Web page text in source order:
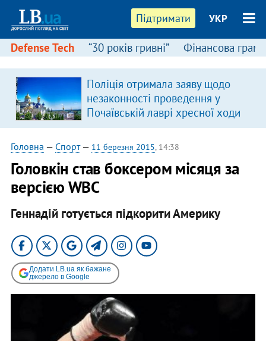
Підтримати УКР
Defense Tech “30 років гривні” Фінансова
Поліція отримала заяву щодо
незаконності проведення у
Почаївській лаврі хресної ходи
Головна — Спорт— 11 березня 2015, 14:38
Головкін став боксером місяця за
версією WBC
Геннадій готується підкорити Америку
Додати LB.ua як бажане
джерело в Google